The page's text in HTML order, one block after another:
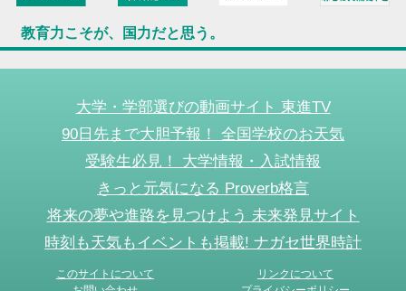
教育力こそが、国力だと思う。
大学・学部選びの動画サイト 東進TV
90日先まで大胆予報！ 全国学校のお天気
受験生必見！ 大学情報・入試情報
きっと元気になる Proverb格言
将来の夢や進路を見つけよう 未来発見サイト
時刻も天気もイベントも掲載! ナガセ世界時計
このサイトについて
リンクについて